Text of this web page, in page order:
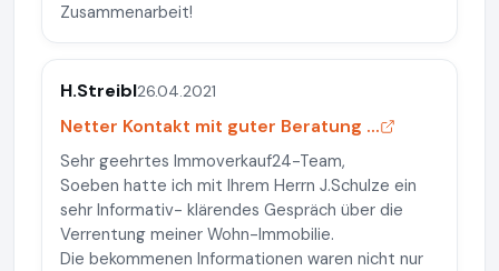
Zusammenarbeit!
H.Streibl26.04.2021
Netter Kontakt mit guter Beratung ...
Sehr geehrtes Immoverkauf24-Team,
Soeben hatte ich mit Ihrem Herrn J.Schulze ein
sehr Informativ- klärendes Gespräch über die
Verrentung meiner Wohn-Immobilie.
Die bekommenen Informationen waren nicht nur